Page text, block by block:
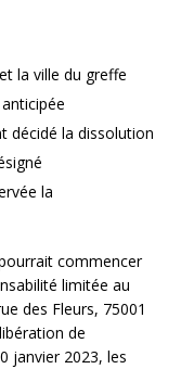
et la ville du greffe
décidé la dissolution
la
commencer
limitée au
des Fleurs, 75001
de
janvier 2023, les